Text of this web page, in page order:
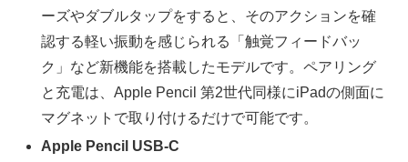
ーズやダブルタップをすると、そのアクションを確
認する軽い振動を感じられる「触覚フィードバッ
ク」など新機能を搭載したモデルです。ペアリング
と充電は、Apple Pencil 第2世代同様にiPadの側面に
マグネットで取り付けるだけで可能です。
Apple Pencil USB-C